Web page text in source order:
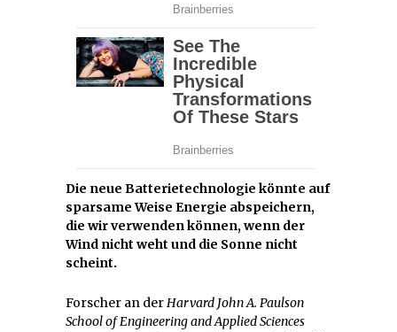
Die neue Batterietechnologie könnte auf
sparsame Weise Energie abspeichern,
die wir verwenden können, wenn der
Wind nicht weht und die Sonne nicht
scheint.
Forscher an derHarvard John A. Paulson
School of Engineering and Applied Sciences